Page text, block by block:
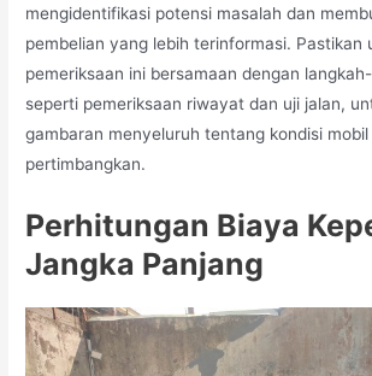
mengidentifikasi potensi masalah dan
pembelian yang lebih terinformasi. Pastikan
pemeriksaan ini bersamaan dengan
seperti pemeriksaan riwayat dan uji jalan,
gambaran menyeluruh tentang kondisi
pertimbangkan.
Perhitungan Biaya
Jangka Panjang